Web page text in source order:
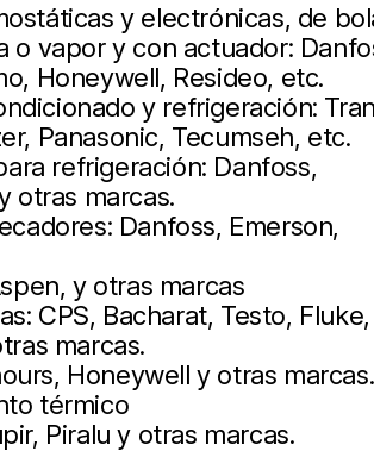
y electrónicas, de
o vapor y con actuador:
Honeywell, Resideo, etc.
y refrigeración:
Panasonic, Tecumseh, etc.
refrigeración: Danfoss,
otras marcas.
Danfoss, Emerson,
y otras marcas
CPS, Bacharat, Testo, Fluke,
marcas.
Honeywell y otras marcas.
térmico
Piralu y otras marcas.